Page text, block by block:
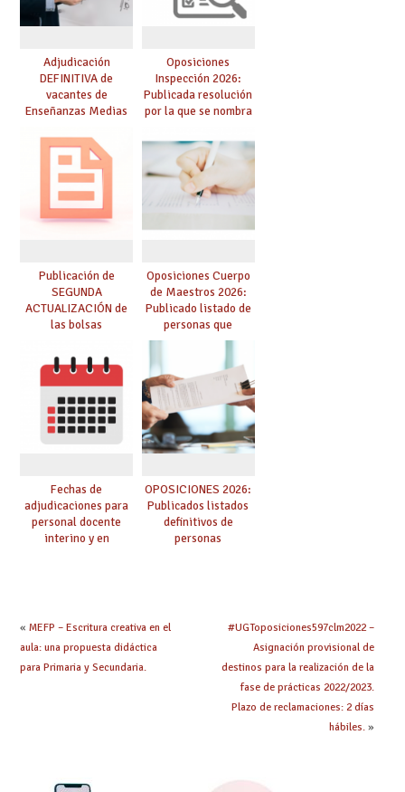
Adjudicación
DEFINITIVA de
vacantes de
Enseñanzas Medias
Oposiciones
Inspección 2026:
Publicada resolución
por la que se nombra
prácticas, se regulan
dichas prácticas y se
convoca acto público
de adjudicación
Publicación de
SEGUNDA
ACTUALIZACIÓN de
las bolsas
Cuerpo de Maestros
de especialidades
convocadas a
oposición
Oposiciones Cuerpo
de Maestros 2026:
Publicado listado de
personas que
adquieren nueva
especialidad
Fechas de
adjudicaciones para
personal docente
interino y en
OPOSICIONES 2026:
Publicados listados
definitivos de
personas
« MEFP – Escritura creativa en el
aula: una propuesta didáctica
para Primaria y Secundaria.
#UGToposiciones597clm2022 –
Asignación provisional de
destinos para la realización de la
fase de prácticas 2022/2023.
Plazo de reclamaciones: 2 días
hábiles.»